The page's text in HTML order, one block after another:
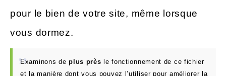
pour le bien de votre site, même lorsque
vous dormez.
Examinons deplus près le fonctionnement de ce fichier
et la manière dont vous pouvez l’utiliser pour améliorer la